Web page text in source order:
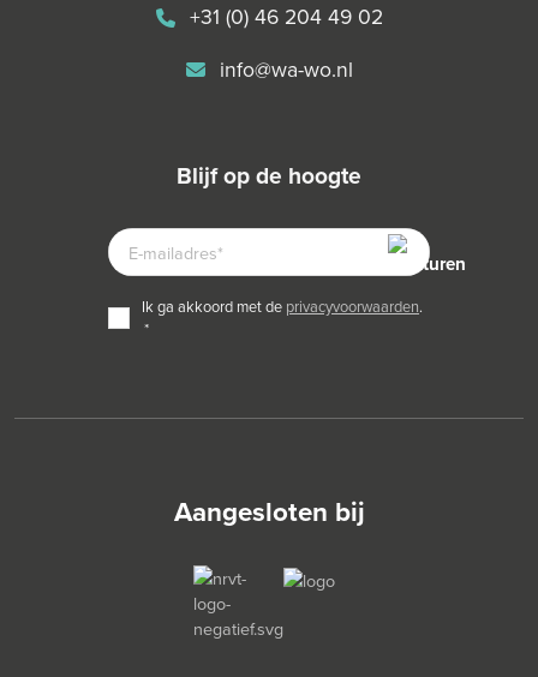
+31 (0) 46 204 49 02
info@wa-wo.nl
blijf op de hoogte
E-
MAILADRES
TOESTEMMING
*
ik ga akkoord met de privacyvoorwaarden.
*
Aangesloten bij